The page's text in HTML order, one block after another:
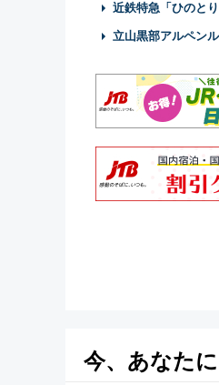
近鉄特急「ひのとり
立山黒部アルペン
今、あなた